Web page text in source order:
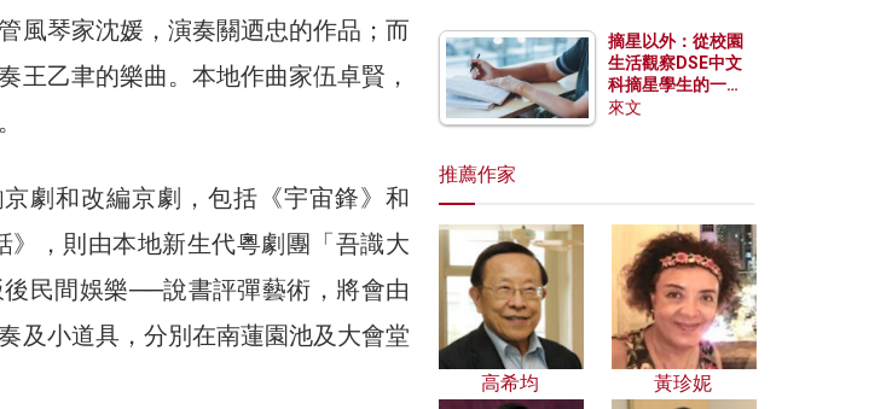
風琴家沈媛，演奏關迺忠的作品；而
王乙聿的樂曲。本地作曲家伍卓賢，
劇和改編京劇，包括《宇宙鋒》和
》，則由本地新生代粵劇團「吾識大
民間娛樂──說書評彈藝術，將會由
及小道具，分別在南蓮園池及大會堂
摘星以外：從校園
生活觀察DSE中文
科摘星學生的一點
特質
來文
推薦作家
高希均 黃珍妮